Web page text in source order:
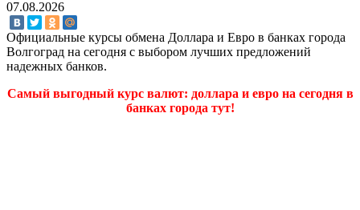
07.08.2026
Официальные курсы обмена Доллара и Евро в банках города
Волгоград на сегодня с выбором лучших предложений
надежных банков.
Самый выгодный курс валют: доллара и евро на сегодня в
банках города тут!